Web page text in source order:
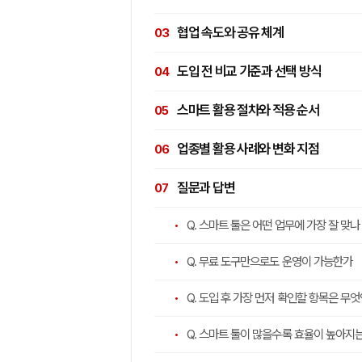
협업 속도와 공유 체계
도입 전 비교 기준과 선택 방식
스마트 활용 절차와 적용 순서
업종별 활용 사례와 변화 지점
질문과 답변
Q. 스마트 툴은 어떤 업무에 가장 잘 맞나
Q. 무료 도구만으로도 운영이 가능한가
Q. 도입 후 가장 먼저 확인할 항목은 무
Q. 스마트 툴이 많을수록 효율이 높아지